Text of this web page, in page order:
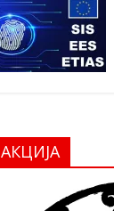
АКЦИЈА